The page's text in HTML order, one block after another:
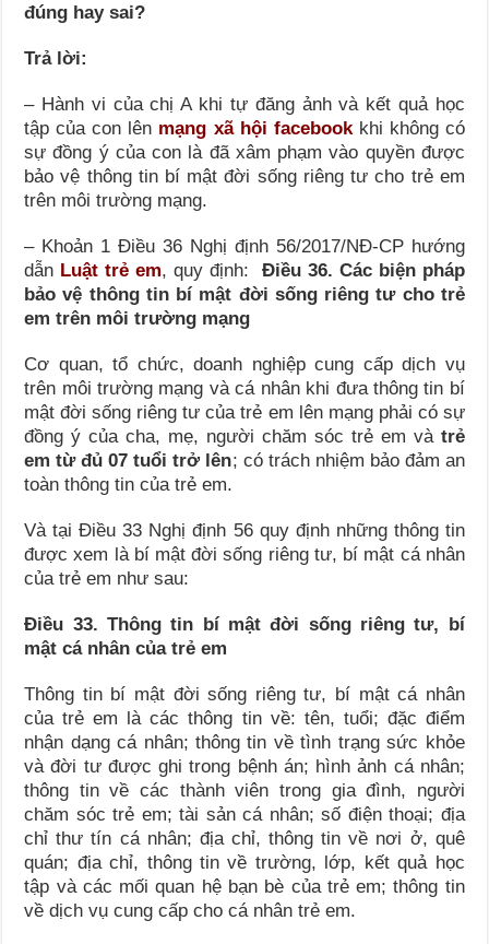
đúng hay sai?
Trả lời:
– Hành vi của chị A khi tự đăng ảnh và kết quả học
tập của con lên mạng xã hội facebookkhi không có
sự đồng ý của con là đã xâm phạm vào quyền được
bảo vệ thông tin bí mật đời sống riêng tư cho trẻ em
trên môi trường mạng.
– Khoản 1 Điều 36 Nghị định 56/2017/NĐ-CP hướng
dẫn Luật trẻ em, quy định: Điều 36. Các biện pháp
bảo vệ thông tin bí mật đời sống riêng tư cho trẻ
em trên môi trường mạng
Cơ quan, tổ chức, doanh nghiệp cung cấp dịch vụ
trên môi trường mạng và cá nhân khi đưa thông tin bí
mật đời sống riêng tư của trẻ em lên mạng phải có sự
đồng ý của cha, mẹ, người chăm sóc trẻ em và trẻ
em từ đủ 07 tuổi trở lên; có trách nhiệm bảo đảm an
toàn thông tin của trẻ em.
Và tại Điều 33 Nghị định 56 quy định những thông tin
được xem là bí mật đời sống riêng tư, bí mật cá nhân
của trẻ em như sau:
Điều 33. Thông tin bí mật đời sống riêng tư, bí
mật cá nhân của trẻ em
Thông tin bí mật đời sống riêng tư, bí mật cá nhân
của trẻ em là các thông tin về: tên, tuổi; đặc điểm
nhận dạng cá nhân; thông tin về tình trạng sức khỏe
và đời tư được ghi trong bệnh án; hình ảnh cá nhân;
thông tin về các thành viên trong gia đình, người
chăm sóc trẻ em; tài sản cá nhân; số điện thoại; địa
chỉ thư tín cá nhân; địa chỉ, thông tin về nơi ở, quê
quán; địa chỉ, thông tin về trường, lớp, kết quả học
tập và các mối quan hệ bạn bè của trẻ em; thông tin
về dịch vụ cung cấp cho cá nhân trẻ em.